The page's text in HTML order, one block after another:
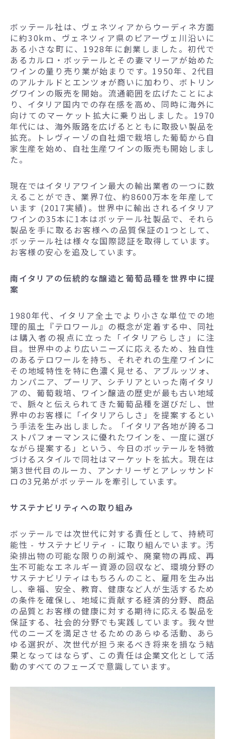
ボッテール社は、ヴェネツィアからウーディネ方面
に約30km、ヴェネツィア県のピアーヴェ川沿いに
ある小さな町に、1928年に創業しました。初代で
あるカルロ・ボッテールとその妻マリーアが始めた
ワインの量り売り業が始まりです。1950年、2代目
のアルナルドとエンツォが商いに加わり、ボトリン
グワインの販売を開始。流通範囲を広げたことによ
り、イタリア国内での存在感を高め、同時に海外に
向けてのマーケット拡大に乗り出しました。1970
年代には、海外販路を広げるとともに取扱い製品を
拡充。トレヴィーゾの自社畑で栽培した葡萄から自
家生産を始め、自社生産ワインの販売も開始しまし
た。
現在ではイタリアワイン最大の輸出業者の一つに数
えることができ、業界7位、約8600万本を年産して
います (2017実績)。世界中に輸出されるイタリア
ワインの35本に1本はボッテール社製品で、それら
製品を手に取るお客様への品質保証の1つとして、
ボッテール社は様々な国際認証を取得しています。
お客様の安心を追及しています。
南イタリアの伝統的な醸造と葡萄品種を世界中に提
案
1980年代、イタリア全土でより小さな単位での地
理的風土『テロワール』の概念が定着する中、同社
は購入者の視点に立った「イタリアらしさ」に注
目。世界中のより広いニーズに応えるため、独自性
のあるテロワールを持ち、それぞれの生産ワインに
その地域特性を特に色濃く見せる、アブルッツォ、
カンパニア、プーリア、シチリアといった南イタリ
アの、葡萄栽培、ワイン醸造の歴史が最も古い地域
で、脈々と伝えられてきた葡萄品種を選びだし、世
界中のお客様に「イタリアらしさ」を提案するとい
う手法を生み出しました。「イタリア各地が誇るコ
ストパフォーマンスに優れたワインを、一度に選び
ながら提案する」という、今日のボッテールを特徴
づけるスタイルで同社はマーケットを拡大。現在は
第3世代目のルーカ、アンナリーザとアレッサンド
ロの3兄弟がボッテールを牽引しています。
サステナビリティへの取り組み
ボッテールでは次世代に対する責任として、持続可
能性 - サステナビリティ - に取り組んでいます。汚
染排出物の可能な限りの削減や、廃棄物の再成、再
生不可能なエネルギー資源の回収など、環境分野の
サステナビリティはもちろんのこと、雇用を生み出
し、幸福、安全、教育、健康など人が生活するため
の条件を確保し、地域に貢献する経済的分野、商品
の品質とお客様の健康に対する期待に応える製品を
保証する、社会的分野でも実践しています。我々世
代のニーズを満足させるためのあらゆる活動、あら
ゆる選択が、次世代が担う来るべき将来を損なう結
果となってはならず、この責任は企業文化として活
動のすべてのフェーズで意識しています。